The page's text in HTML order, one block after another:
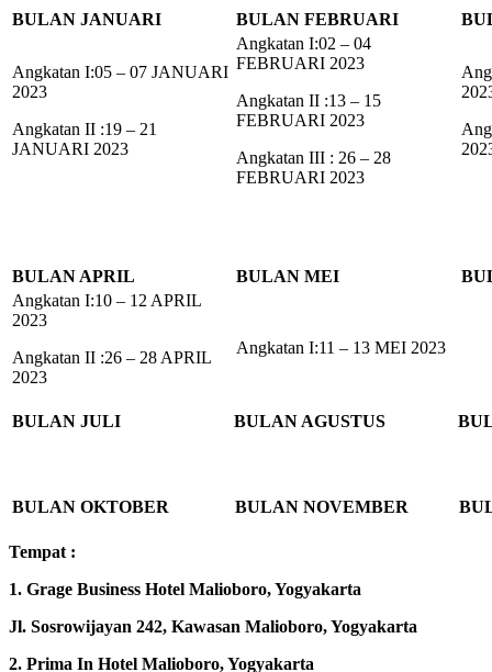
BULAN JANUARI BULAN FEBRUARI
Angkatan I:05 – 07 JANUARI
2023
Angkatan II :19 – 21
JANUARI 2023
Angkatan I:02 – 04
FEBRUARI 2023
Angkatan II :13 – 15
FEBRUARI 2023
Angkatan III : 26 – 28
FEBRUARI 2023
BULAN APRIL BULAN MEI
Angkatan I:10 – 12 APRIL
2023
Angkatan II :26 – 28 APRIL
2023
Angkatan I:11 – 13 MEI 2023
BULAN JULI BULAN AGUSTUS
BULAN OKTOBER BULAN NOVEMBER
Tempat :
1. Grage Business Hotel Malioboro, Yogyakarta
Jl. Sosrowijayan 242, Kawasan Malioboro, Yogyakarta
2. Prima In Hotel Malioboro, Yogyakarta